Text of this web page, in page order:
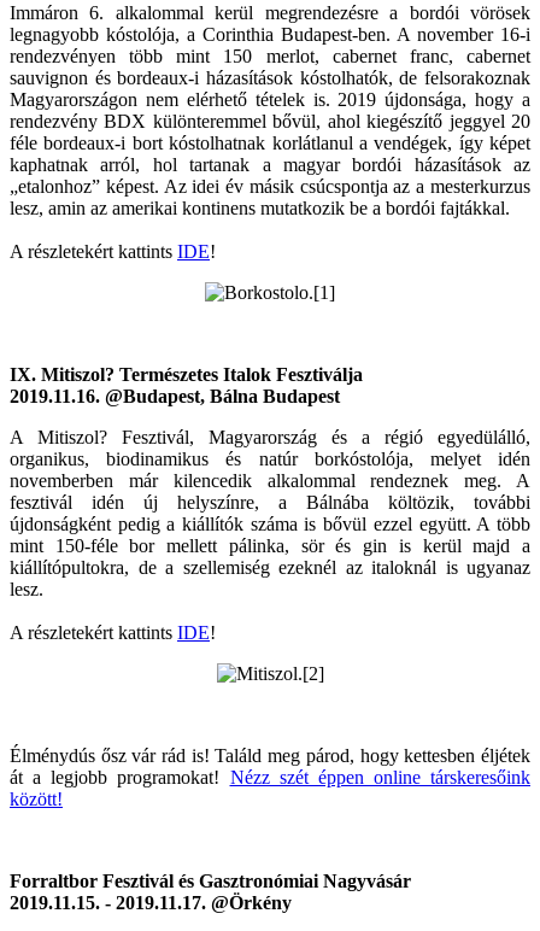
Immáron 6. alkalommal kerül megrendezésre a bordói vörösek
legnagyobb kóstolója, a Corinthia Budapest-ben. A november 16-i
rendezvényen több mint 150 merlot, cabernet franc, cabernet
sauvignon és bordeaux-i házasítások kóstolhatók, de felsorakoznak
Magyarországon nem elérhető tételek is. 2019 újdonsága, hogy a
rendezvény BDX különteremmel bővül, ahol kiegészítő jeggyel 20
féle bordeaux-i bort kóstolhatnak korlátlanul a vendégek, így képet
kaphatnak arról, hol tartanak a magyar bordói házasítások az
„etalonhoz” képest. Az idei év másik csúcspontja az a mesterkurzus
lesz, amin az amerikai kontinens mutatkozik be a bordói fajtákkal.
A részletekért kattints IDE!
IX. Mitiszol? Természetes Italok Fesztiválja
2019.11.16. @Budapest, Bálna Budapest
A Mitiszol? Fesztivál, Magyarország és a régió egyedülálló,
organikus, biodinamikus és natúr borkóstolója, melyet idén
novemberben már kilencedik alkalommal rendeznek meg. A
fesztivál idén új helyszínre, a Bálnába költözik, további
újdonságként pedig a kiállítók száma is bővül ezzel együtt. A több
mint 150-féle bor mellett pálinka, sör és gin is kerül majd a
kiállítópultokra, de a szellemiség ezeknél az italoknál is ugyanaz
lesz.
A részletekért kattints IDE!
Élménydús ősz vár rád is! Találd meg párod, hogy kettesben éljétek
át a legjobb programokat! Nézz szét éppen online társkeresőink
között!
Forraltbor Fesztivál és Gasztronómiai Nagyvásár
2019.11.15. - 2019.11.17. @Örkény